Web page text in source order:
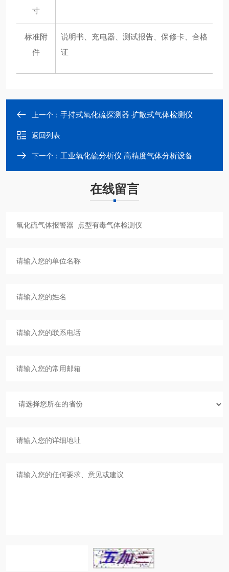
寸
标准附
件
说明书、充电器、测试报告、保修卡、合格
证
上一个： 手持式氧化硫探测器 扩散式气体检测仪
返回列表
下一个： 工业氧化硫分析仪 高精度气体分析设备
在线留言